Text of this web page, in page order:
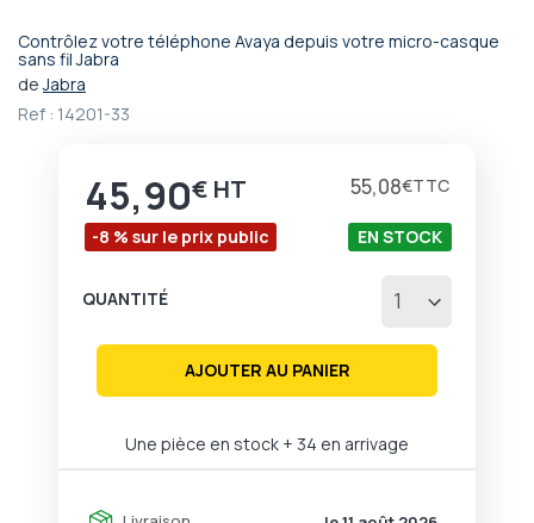
Contrôlez votre téléphone Avaya depuis votre micro-casque
sans fil Jabra
deJabra
Ref : 14201-33
Prix
45,90€ 55,08€
-8 % sur le prix public
Une pièce en stock + 34 en arrivage
EN STOCK
QUANTITÉ
AJOUTER AU PANIER
Passer
au
de
d’images